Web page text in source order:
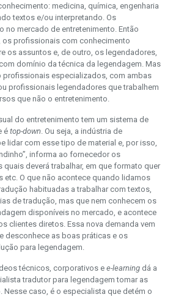
medicina, química, engenharia
textos e/ou interpretando. Os
no mercado de entretenimento. Então
os profissionais com conhecimento
os assuntos e, de outro, os legendadores,
domínio da técnica da legendagem. Mas
profissionais especializados, com ambas
profissionais legendadores que trabalhem
que não o entretenimento.
do entretenimento tem um sistema de
é top-down. Ou seja, a indústria de
lidar com esse tipo de material e, por isso,
informa ao fornecedor os
deverá trabalhar, em que formato quer
etc. O que não acontece quando lidamos
habituadas a trabalhar com textos,
de tradução, mas que nem conhecem os
disponíveis no mercado, e acontece
clientes diretos. Essa nova demanda vem
desconhece as boas práticas e os
para legendagem.
técnicos, corporativos e e-learning dá a
tradutor para legendagem tomar as
Nesse caso, é o especialista que detém o